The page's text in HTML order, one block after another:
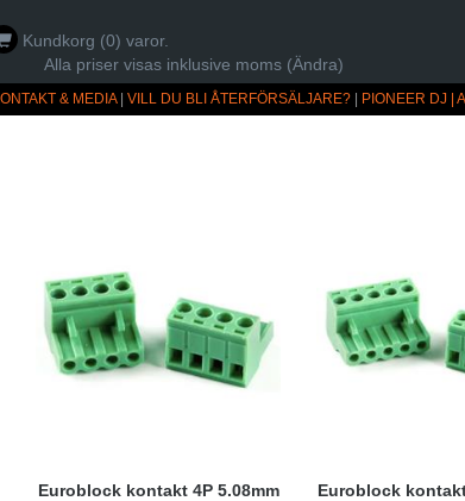
Kundkorg (0) varor.
Alla priser visas inklusive moms (Ändra)
& MEDIA| VILL DU BLI ÅTERFÖRSÄLJARE? PIONEER DJ |
Euroblock kontakt 4P 5.08mm Euroblock